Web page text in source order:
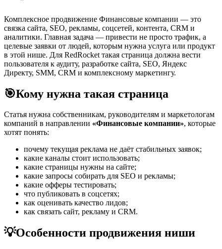
Комплексное продвижение Финансовые компании — это
связка сайта, SEO, рекламы, соцсетей, контента, CRM и
аналитики. Главная задача — привести не просто трафик, а
целевые заявки от людей, которым нужна услуга или продукт
в этой нише. Для RedRocket такая страница должна вести
пользователя к аудиту, разработке сайта, SEO, Яндекс
Директу, SMM, CRM и комплексному маркетингу.
🎯Кому нужна такая страница
Статья нужна собственникам, руководителям и маркетологам
компаний в направлении «Финансовые компании», которые
хотят понять:
почему текущая реклама не даёт стабильных заявок;
какие каналы стоит использовать;
какие страницы нужны на сайте;
какие запросы собирать для SEO и рекламы;
какие офферы тестировать;
что публиковать в соцсетях;
как оценивать качество лидов;
как связать сайт, рекламу и CRM.
💡Особенности продвижения ниши